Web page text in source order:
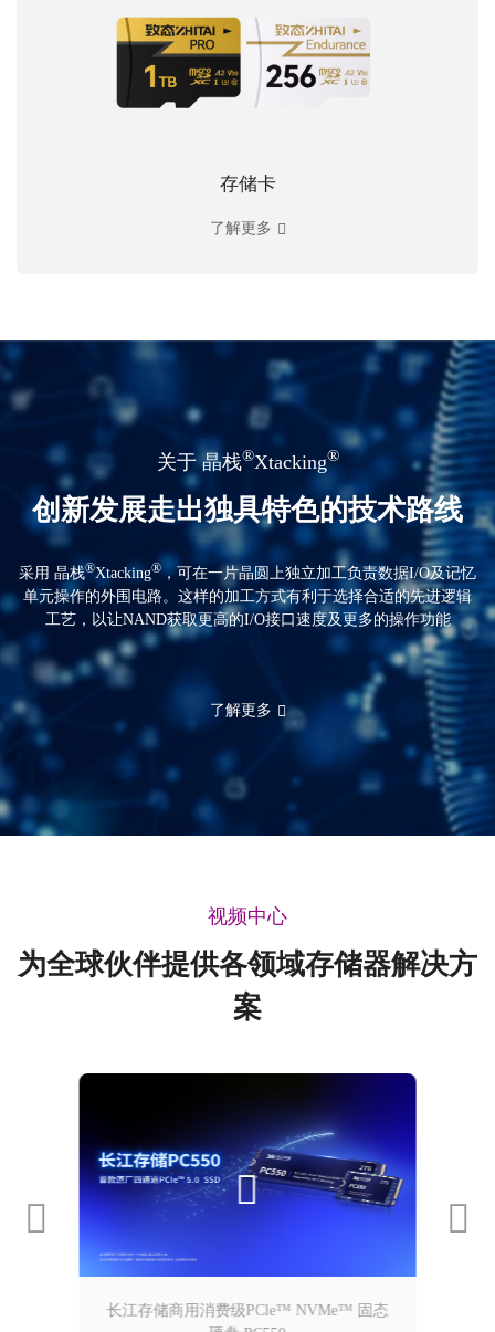
存储卡
了解更多
关于 晶栈®Xtacking®
创新发展走出独具特色的技术路线
采用 晶栈®Xtacking®，可在一片晶圆上独立加工负责数据I/O及记忆
单元操作的外围电路。这样的加工方式有利于选择合适的先进逻辑
工艺，以让NAND获取更高的I/O接口速度及更多的操作功能
了解更多
视频中心
为全球伙伴提供各领域存储器解决方
案
长江存储商用消费级PCle™ NVMe™ 固态